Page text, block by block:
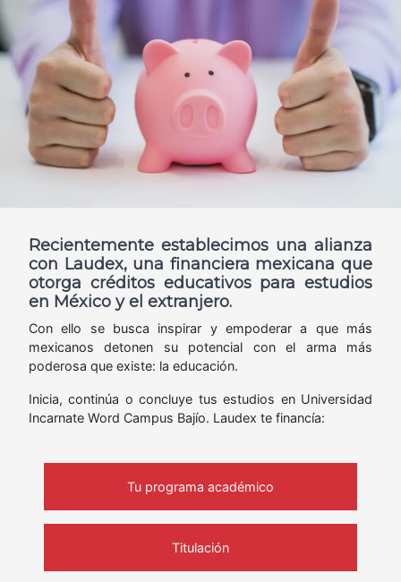
Recientemente establecimos una alianza
con Laudex, una financiera mexicana que
otorga créditos educativos para estudios
en México y el extranjero.
Con ello se busca inspirar y empoderar a que más
mexicanos detonen su potencial con el arma más
poderosa que existe: la educación.
Inicia, continúa o concluye tus estudios en Universidad
Incarnate Word Campus Bajío. Laudex te financía:
Tu programa académico
Titulación